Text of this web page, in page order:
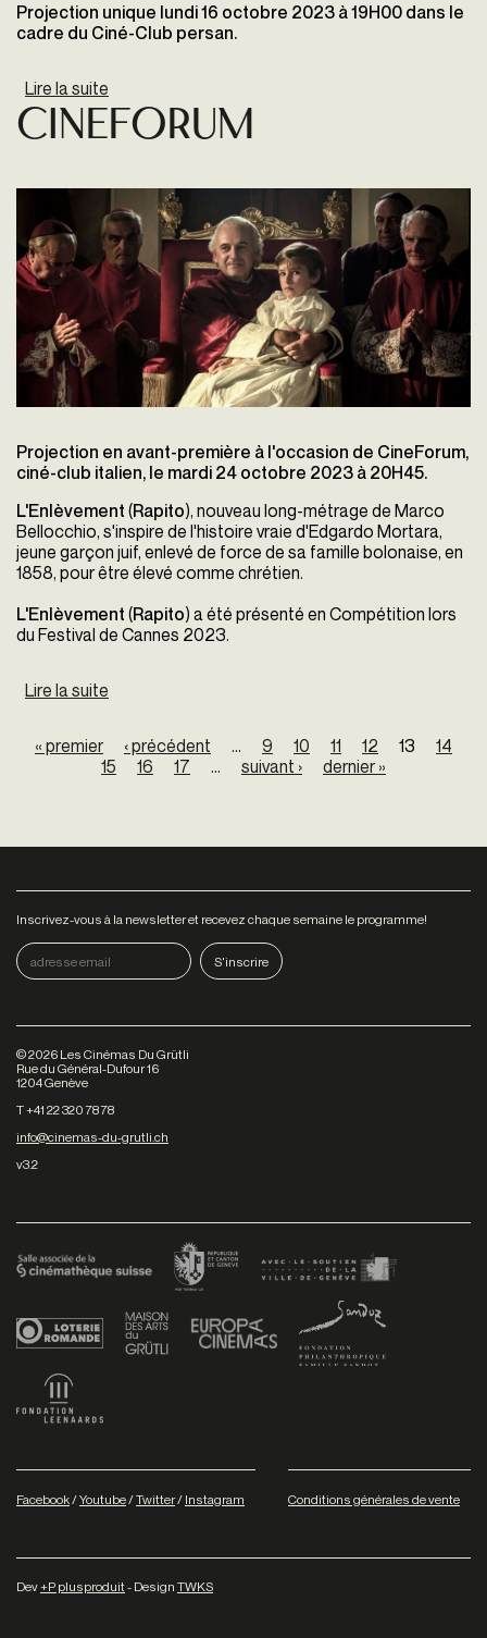
Projection unique lundi 16 octobre 2023 à 19H00 dans le
cadre du Ciné-Club persan.
Lire la suite
CineForum
Projection en avant-première à l'occasion de CineForum,
ciné-club italien, le mardi 24 octobre 2023 à 20H45.
L'Enlèvement (Rapito), nouveau long-métrage de Marco
Bellocchio, s'inspire de l'histoire vraie d'Edgardo Mortara,
jeune garçon juif, enlevé de force de sa famille bolonaise, en
1858, pour être élevé comme chrétien.
L'Enlèvement (Rapito) a été présenté en Compétition lors
du Festival de Cannes 2023.
Lire la suite
Pages
« premier ‹ précédent … 9 10 11 12 13
14
15
16 17 … suivant › dernier »
Inscrivez-vous à la newsletter et recevez chaque semaine le programme!
©2026 Les Cinémas Du Grütli
Rue du Général-Dufour 16
1204 Genève
T +41 22 320 78 78
info@cinemas-du-grutli.ch
v3.2
Facebook/Youtube/Twitter/ Instagram Conditions générales de vente
Dev+P plusproduit- Design TWKS